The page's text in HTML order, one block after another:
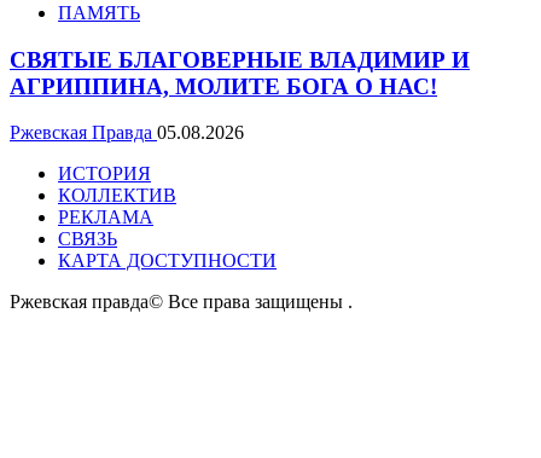
ПАМЯТЬ
СВЯТЫЕ БЛАГОВЕРНЫЕ ВЛАДИМИР И
АГРИППИНА, МОЛИТЕ БОГА О НАС!
Ржевская Правда 05.08.2026
ИСТОРИЯ
КОЛЛЕКТИВ
РЕКЛАМА
СВЯЗЬ
КАРТА ДОСТУПНОСТИ
Ржевская правда© Все права защищены .